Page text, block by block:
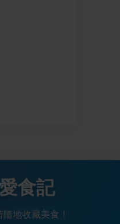
食記
地收藏美食！